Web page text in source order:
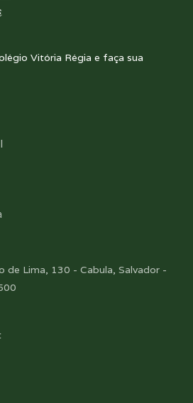
Vitória Régia e faça sua
de Lima, 130 - Cabula, Salvador -